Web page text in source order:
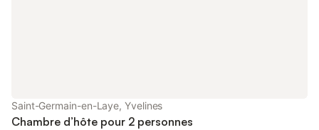
Saint-Germain-en-Laye, Yvelines
Chambre d’hôte pour 2 personnes